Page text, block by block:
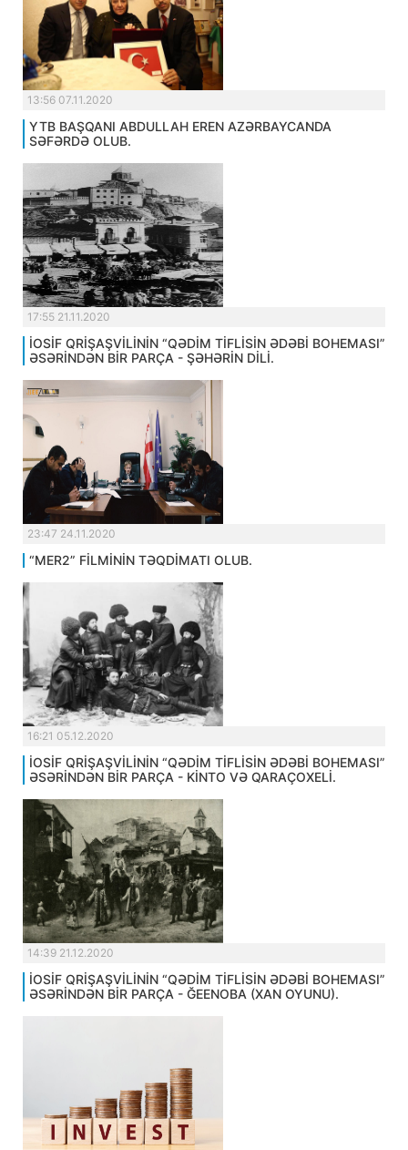
13:56 07.11.2020
YTB BAŞQANI ABDULLAH EREN AZƏRBAYCANDA
SƏFƏRDƏ OLUB.
17:55 21.11.2020
İOSİF QRİŞAŞVİLİNİN “QƏDİM TİFLİSİN ƏDƏBİ BOHEMASI”
ƏSƏRİNDƏN BİR PARÇA - ŞƏHƏRİN DİLİ.
23:47 24.11.2020
“MER2” FİLMİNİN TƏQDİMATI OLUB.
16:21 05.12.2020
İOSİF QRİŞAŞVİLİNİN “QƏDİM TİFLİSİN ƏDƏBİ BOHEMASI”
ƏSƏRİNDƏN BİR PARÇA - KİNTO VƏ QARAÇOXELİ.
14:39 21.12.2020
İOSİF QRİŞAŞVİLİNİN “QƏDİM TİFLİSİN ƏDƏBİ BOHEMASI”
ƏSƏRİNDƏN BİR PARÇA - ĞEENOBA (XAN OYUNU).